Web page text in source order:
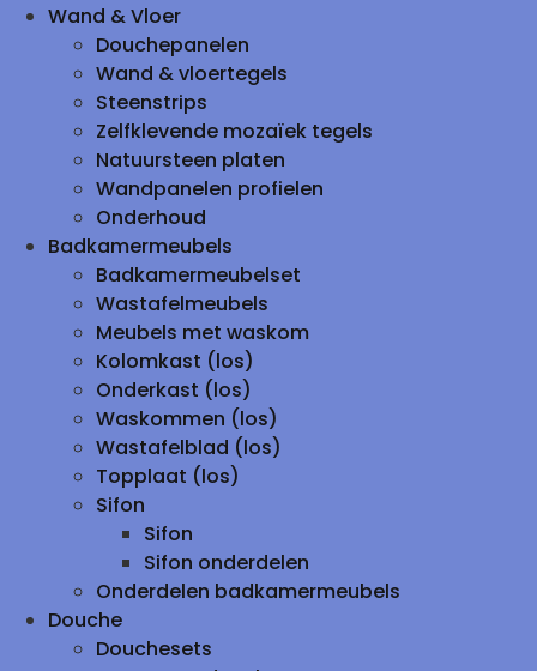
Wand & Vloer
Douchepanelen
Wand & vloertegels
Steenstrips
Zelfklevende mozaïek tegels
Natuursteen platen
Wandpanelen profielen
Onderhoud
Badkamermeubels
Badkamermeubelset
Wastafelmeubels
Meubels met waskom
Kolomkast (los)
Onderkast (los)
Waskommen (los)
Wastafelblad (los)
Topplaat (los)
Sifon
Sifon
Sifon onderdelen
Onderdelen badkamermeubels
Douche
Douchesets